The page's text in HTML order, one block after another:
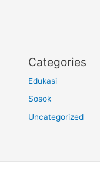
Categories
Edukasi
Sosok
Uncategorized